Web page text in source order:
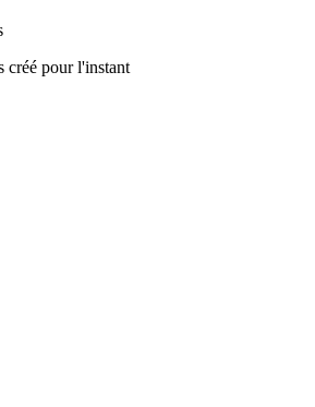
créé pour l'instant